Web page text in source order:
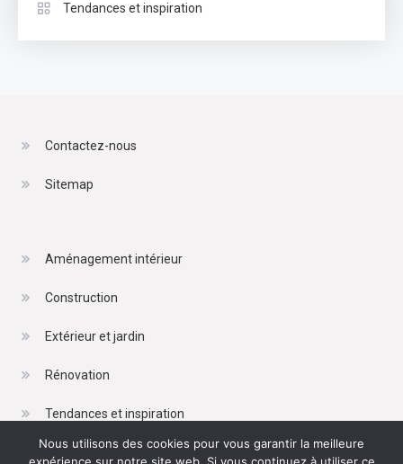
Tendances et inspiration
Contactez-nous
Sitemap
Aménagement intérieur
Construction
Extérieur et jardin
Rénovation
Tendances et inspiration
Nous utilisons des cookies pour vous garantir la meilleure